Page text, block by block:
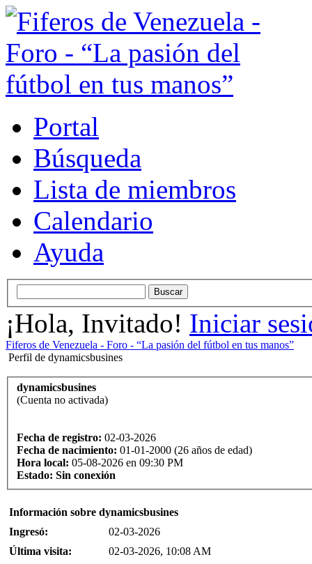
Portal
Búsqueda
Lista de miembros
Calendario
Ayuda
¡Hola, Invitado! Iniciar
Fiferos de Venezuela - Foro - “La pasión del fútbol en tus manos”
Perfil de dynamicsbusines
dynamicsbusines
(Cuenta no activada)
Fecha de registro: 02-03-2026
Fecha de nacimiento: 01-01-2000 (26 años de edad)
Hora local: 05-08-2026 en 09:30 PM
Estado: Sin conexión
Información sobre dynamicsbusines
Ingresó:
02-03-2026
Última visita:
02-03-2026, 10:08 AM